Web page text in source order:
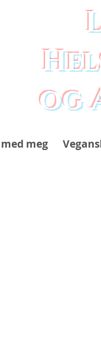
og
meg